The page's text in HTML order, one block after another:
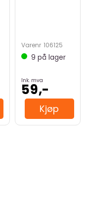
Varenr 106125
9 på lager
Ink. mva
59,-
Kjøp